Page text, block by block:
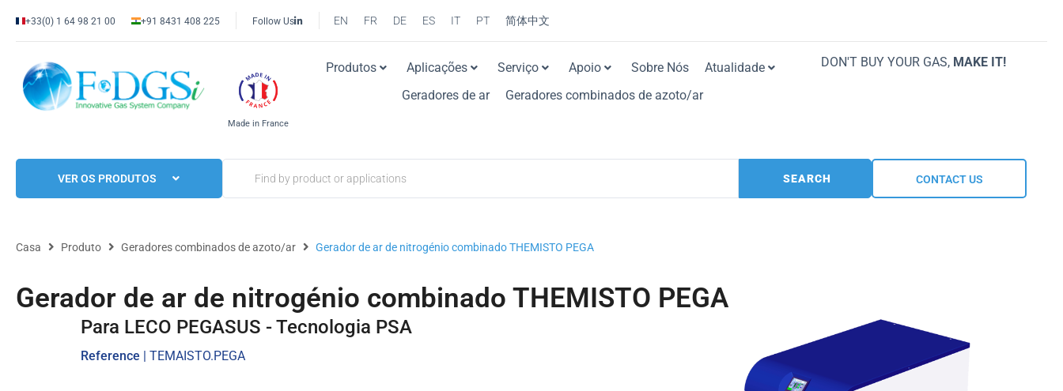
+33(0) 1 64 98 21 00 +91 8431 408 225 Follow Us EN FR DE ES IT PT 简体中文
Made in France
Produtos Aplicações Serviço Apoio Sobre Nós
Atualidade
Geradores de ar
Geradores combinados de azoto/ar
DON'T BUY YOUR GAS, MAKE IT!
VER OS PRODUTOS SEARCH CONTACT US
Casa Produto Geradores combinados de azoto/ar Gerador de ar de nitrogénio combinado THEMISTO PEGA
Gerador de ar de nitrogénio combinado THEMISTO PEGA
Para LECO PEGASUS - Tecnologia PSA
Reference | TEMAISTO.PEGA